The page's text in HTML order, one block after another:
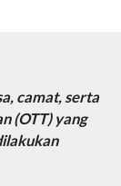
camat, serta
(OTT) yang